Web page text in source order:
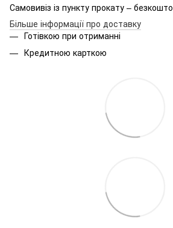
Самовивіз із пункту прокату –
Більше інформації про доставку
Готівкою при отриманні
Кредитною карткою